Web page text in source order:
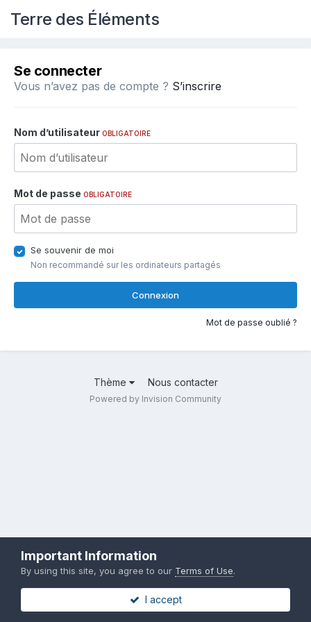
Terre des Éléments
Se connecter
Vous n’avez pas de compte ? S’inscrire
Nom d’utilisateur OBLIGATOIRE
Mot de passe OBLIGATOIRE
Se souvenir de moi
Non recommandé sur les ordinateurs partagés
Connexion
Mot de passe oublié ?
Thème Nous contacter
Powered by Invision Community
Important Information
By using this site, you agree to our Terms of Use.
I accept